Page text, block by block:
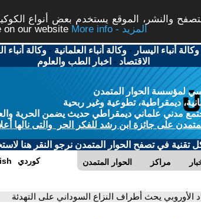
والنشر، الموقع يستخدم بعض أنواع
on our website
More info - المزيد
وكالة أنباء اليسار -وكالة أنباء العلمانية -وكالة أنباء
الاقتصاد - اخبار الطب والعلوم
لمؤسسة الحوار المتمدن
ديمقراطية، تطوعية وغير ربحية
مدني علماني ديمقراطي حديث يضمن الحرية
على جائزة ابن رشد للفكر الحر والتى نالها
تقنية في تصفح الحوار المتمدن نرجو النقر هنا
الحوار المتمدن مراكز كوردي
الأوروبي يحث أطراف النزاع السوداني على التهدئة